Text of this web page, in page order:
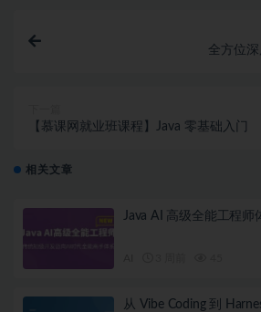
全方位
【慕课网就业班课程】Java 零基础入门
相关文章
Java AI 高级全能工程师
从 Vibe Coding 到